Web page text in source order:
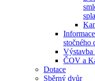
stočného
Výstavba
ČOV a
Dotace
Sběrný dvůr